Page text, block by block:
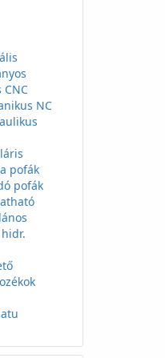
CNC
NC
pofák
pofák